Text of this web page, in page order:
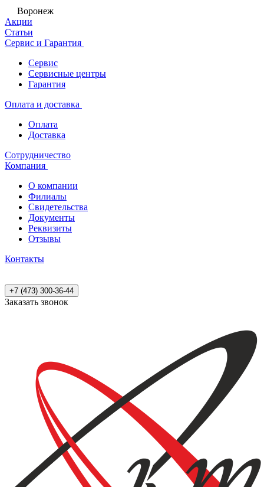
Воронеж
Акции
Статьи
Сервис и Гарантия
Сервис
Сервисные центры
Гарантия
Оплата и доставка
Оплата
Доставка
Сотрудничество
Компания
О компании
Филиалы
Свидетельства
Документы
Реквизиты
Отзывы
Контакты
+7 (473) 300-36-44
Заказать звонок